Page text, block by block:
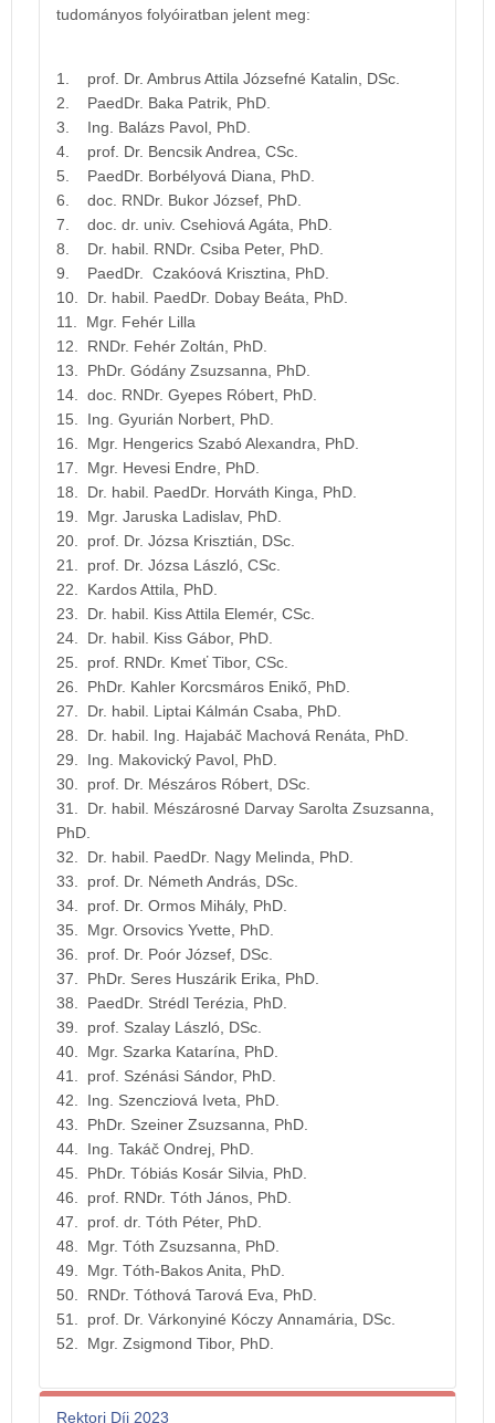
tudományos folyóiratban jelent meg:
1. prof. Dr. Ambrus Attila Józsefné Katalin, DSc.
2. PaedDr. Baka Patrik, PhD.
3. Ing. Balázs Pavol, PhD.
4. prof. Dr. Bencsik Andrea, CSc.
5. PaedDr. Borbélyová Diana, PhD.
6. doc. RNDr. Bukor József, PhD.
7. doc. dr. univ. Csehiová Agáta, PhD.
8. Dr. habil. RNDr. Csiba Peter, PhD.
9. PaedDr. Czakóová Krisztina, PhD.
10. Dr. habil. PaedDr. Dobay Beáta, PhD.
11. Mgr. Fehér Lilla
12. RNDr. Fehér Zoltán, PhD.
13. PhDr. Gódány Zsuzsanna, PhD.
14. doc. RNDr. Gyepes Róbert, PhD.
15. Ing. Gyurián Norbert, PhD.
16. Mgr. Hengerics Szabó Alexandra, PhD.
17. Mgr. Hevesi Endre, PhD.
18. Dr. habil. PaedDr. Horváth Kinga, PhD.
19. Mgr. Jaruska Ladislav, PhD.
20. prof. Dr. Józsa Krisztián, DSc.
21. prof. Dr. Józsa László, CSc.
22. Kardos Attila, PhD.
23. Dr. habil. Kiss Attila Elemér, CSc.
24. Dr. habil. Kiss Gábor, PhD.
25. prof. RNDr. Kmeť Tibor, CSc.
26. PhDr. Kahler Korcsmáros Enikő, PhD.
27. Dr. habil. Liptai Kálmán Csaba, PhD.
28. Dr. habil. Ing. Hajabáč Machová Renáta, PhD.
29. Ing. Makovický Pavol, PhD.
30. prof. Dr. Mészáros Róbert, DSc.
31. Dr. habil. Mészárosné Darvay Sarolta Zsuzsanna,
PhD.
32. Dr. habil. PaedDr. Nagy Melinda, PhD.
33. prof. Dr. Németh András, DSc.
34. prof. Dr. Ormos Mihály, PhD.
35. Mgr. Orsovics Yvette, PhD.
36. prof. Dr. Poór József, DSc.
37. PhDr. Seres Huszárik Erika, PhD.
38. PaedDr. Strédl Terézia, PhD.
39. prof. Szalay László, DSc.
40. Mgr. Szarka Katarína, PhD.
41. prof. Szénási Sándor, PhD.
42. Ing. Szencziová Iveta, PhD.
43. PhDr. Szeiner Zsuzsanna, PhD.
44. Ing. Takáč Ondrej, PhD.
45. PhDr. Tóbiás Kosár Silvia, PhD.
46. prof. RNDr. Tóth János, PhD.
47. prof. dr. Tóth Péter, PhD.
48. Mgr. Tóth Zsuzsanna, PhD.
49. Mgr. Tóth-Bakos Anita, PhD.
50. RNDr. Tóthová Tarová Eva, PhD.
51. prof. Dr. Várkonyiné Kóczy Annamária, DSc.
52. Mgr. Zsigmond Tibor, PhD.
Rektori Díj 2023